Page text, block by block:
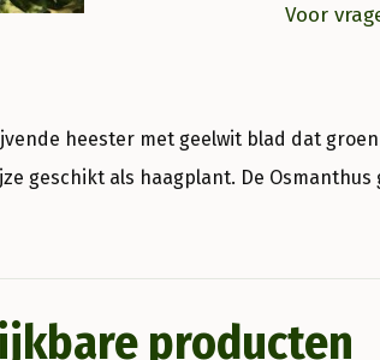
Voor
heester met geelwit blad dat
geschikt als haagplant. De
producten